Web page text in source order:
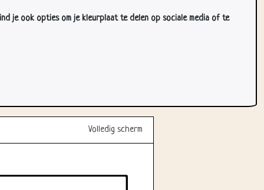
je ook opties om je kleurplaat te delen op sociale media of te
Volledig scherm